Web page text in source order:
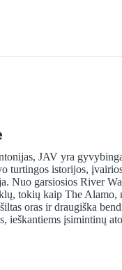
JAV yra
turtingos istorijos,
Nuo garsiosios River
tokių kaip The Alamo,
oras ir draugiška
ieškantiems įsimintinų